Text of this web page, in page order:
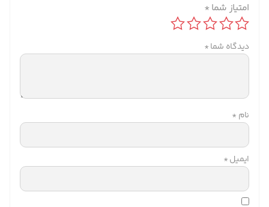
امتیاز شما *
دیدگاه شما*
نام *
ایمیل*